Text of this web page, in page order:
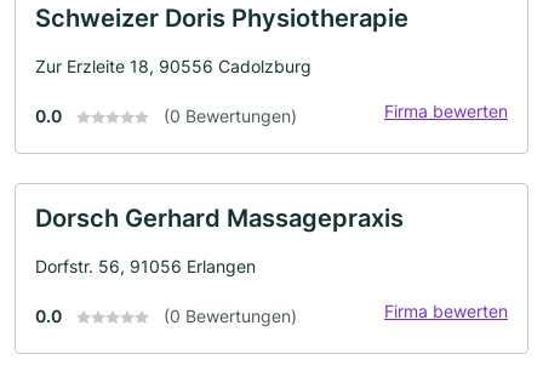
Schweizer Doris Physiotherapie
Zur Erzleite 18, 90556 Cadolzburg
0.0 (0 Bewertungen) Firma bewerten
Dorsch Gerhard Massagepraxis
Dorfstr. 56, 91056 Erlangen
0.0 (0 Bewertungen) Firma bewerten